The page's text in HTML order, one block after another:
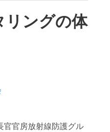
リングの体
官官房放射線防護グル